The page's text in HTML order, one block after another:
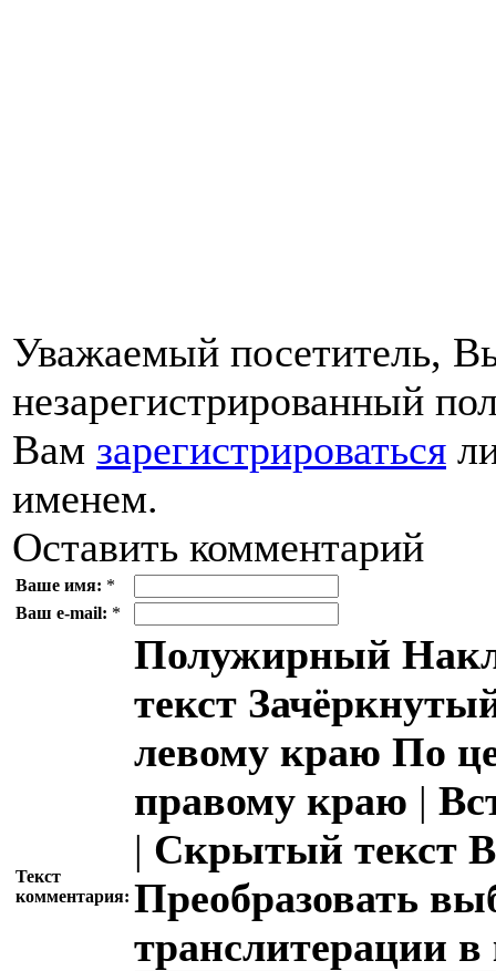
Уважаемый посетитель,
незарегистрированный
Вам зарегистрироваться
именем.
Оставить комментарий
Ваше имя: *
Ваш e-mail: *
Текст
комментария:
Полужирный
текст
левому краю По
правому краю |
| Скрытый текст
Преобразовать
транслитерации